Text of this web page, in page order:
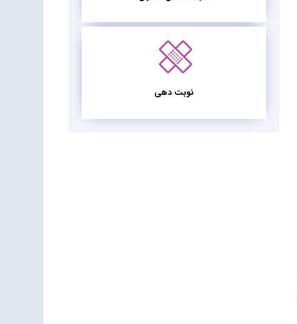
نوبت دهی